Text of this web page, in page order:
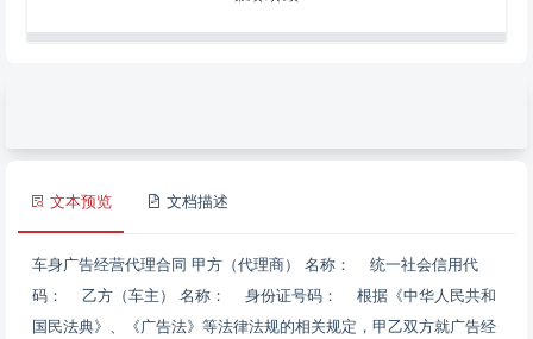
文本预览 文档描述
车身广告经营代理合同 甲方（代理商） 名称： 统一社会信用代
码： 乙方（车主） 名称： 身份证号码： 根据《中华人民共和
国民法典》、《广告法》等法律法规的相关规定，甲乙双方就广告经